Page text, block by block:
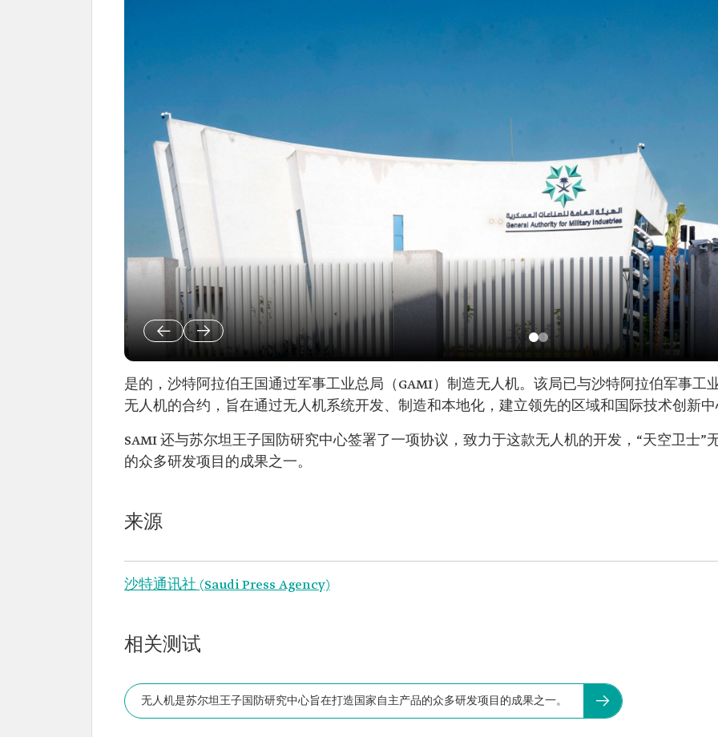
是的，沙特阿拉伯王国通过军事工业总局（GAMI）制造无人机。该局已与沙特阿拉伯军事工
无人机的合约，旨在通过无人机系统开发、制造和本地化，建立领先的区域和国际技术创新
SAMI 还与苏尔坦王子国防研究中心签署了一项协议，致力于这款无人机的开发，“天空卫士”
的众多研发项目的成果之一。
来源
沙特通讯社 (Saudi Press Agency)
相关测试
无人机是苏尔坦王子国防研究中心旨在打造国家自主产品的众多研发项目的成果之一。